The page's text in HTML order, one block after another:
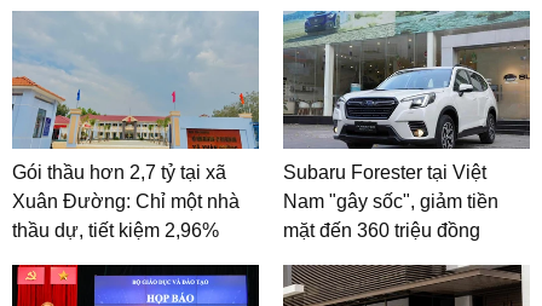
Gói thầu hơn 2,7 tỷ tại xã
Xuân Đường: Chỉ một nhà
thầu dự, tiết kiệm 2,96%
Subaru Forester tại Việt
Nam "gây sốc", giảm tiền
mặt đến 360 triệu đồng